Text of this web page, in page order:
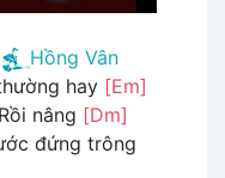
Hồng Vân
hay [Em]
nâng [Dm]
đứng trông